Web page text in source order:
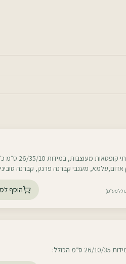
מארז מפנק שנארז בשתי קופסאות מעוצבות,
1 יין בוטיק אדום,עלמא, מענבי קברנה פרנק, קברנה
הוסף
הכולל: